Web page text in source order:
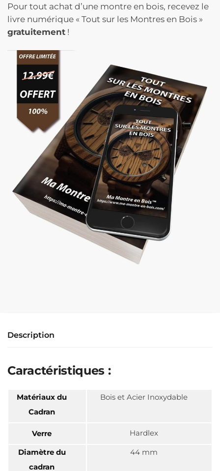
Bracelet
Cuir
Marron
-
CerchiMarrone
Pour tout achat d’une montre en bois, recevez le
livre numérique « Tout sur les Montres en Bois »
gratuitement !
Description
Caractéristiques :
Matériaux du
Cadran
Bois et Acier Inoxydable
Verre Hardlex
Diamètre du
cadran
44 mm